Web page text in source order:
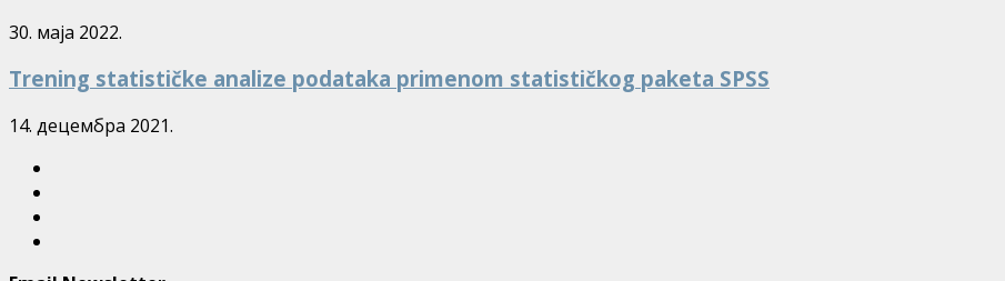
30. маја 2022.
Trening statističke analize podataka primenom statističkog paketa SPSS
14. децембра 2021.